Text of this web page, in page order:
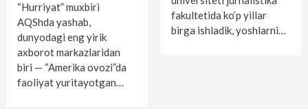
“Hurriyat” muxbiri
AQShda yashab,
dunyodagi eng yirik
axborot markazlaridan
biri — “Amerika ovozi”da
faoliyat yuritayotgan…
fakultetida ko‘p yillar
birga ishladik, yoshlarni…